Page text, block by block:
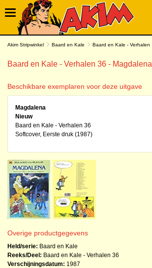
Akim Stripwinkel Baard en Kale Baard en Kale - Verhalen
Baard en Kale - Verhalen 36 - Magdalena
Beschikbare exemplaren voor deze uitgave
Magdalena
Nieuw
Baard en Kale - Verhalen 36
Softcover, Eerste druk (1987)
Overige productgegevens
Held/serie: Baard en Kale
Reeks/Deel: Baard en Kale - Verhalen 36
Verschijningsdatum: 1987